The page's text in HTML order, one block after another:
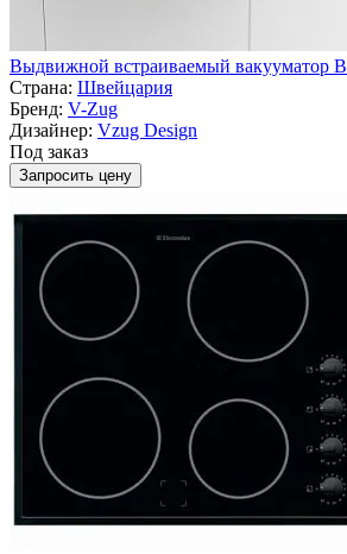
Выдвижной встраиваемый вакууматор
Страна: Швейцария
Бренд: V-Zug
Дизайнер: Vzug Design
Под заказ
Запросить цену